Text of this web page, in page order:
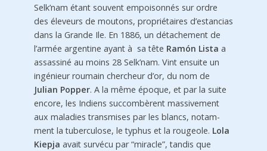
Selk’nam étant souvent empoi­sonnés sur ordre
des éleveurs de moutons, propriétaires d’estancias
dans la Grande Ile. En 1886, un détachement de
l’armée argentine ayant à sa tête Ramón Lista a
assassiné au moins 28 Selk’nam. Vint ensuite un
ingénieur roumain chercheur d’or, du nom de
Julian Popper. A la même époque, et par la suite
encore, les Indiens succombèrent massivement
aux maladies transmises par les blancs, notam­
ment la tuberculose, le typhus et la rougeole. Lola
Kiepja avait survécu par “miracle”, tandis que